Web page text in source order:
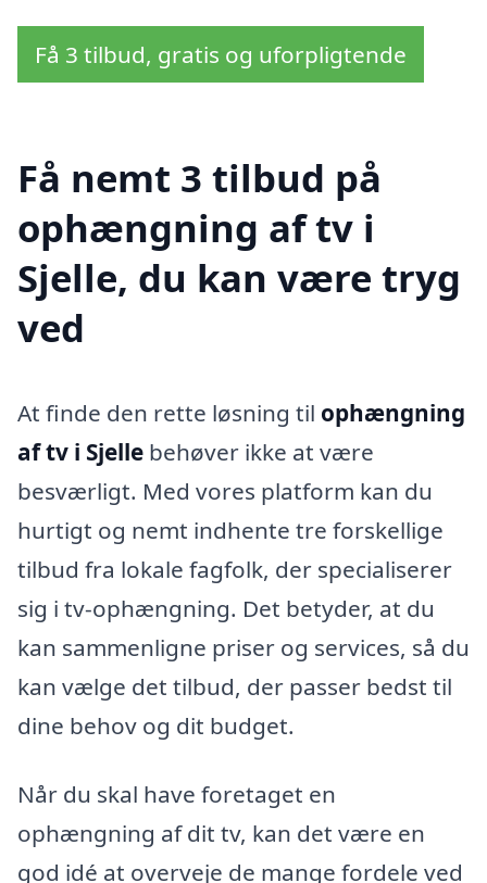
Få 3 tilbud, gratis og uforpligtende
Få nemt 3 tilbud på
ophængning af tv i
Sjelle, du kan være tryg
ved
At finde den rette løsning til ophængning
af tv i Sjelle behøver ikke at være
besværligt. Med vores platform kan du
hurtigt og nemt indhente tre forskellige
tilbud fra lokale fagfolk, der specialiserer
sig i tv-ophængning. Det betyder, at du
kan sammenligne priser og services, så du
kan vælge det tilbud, der passer bedst til
dine behov og dit budget.
Når du skal have foretaget en
ophængning af dit tv, kan det være en
god idé at overveje de mange fordele ved